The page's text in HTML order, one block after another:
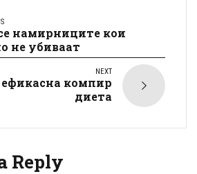
намирниците кои
не убиваат
NEXT
компир
диета
Reply